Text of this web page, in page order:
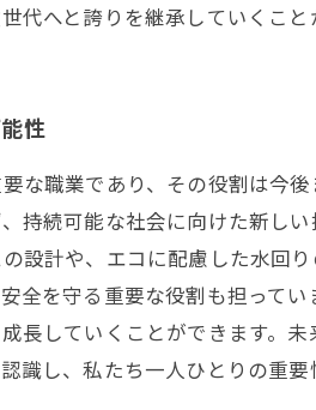
代へと誇りを継承していくこと
性
な職業であり、その役割は今
持続可能な社会に向けた新し
設計や、エコに配慮した水回
全を守る重要な役割も担って
長していくことができます。
識し、私たち一人ひとりの重